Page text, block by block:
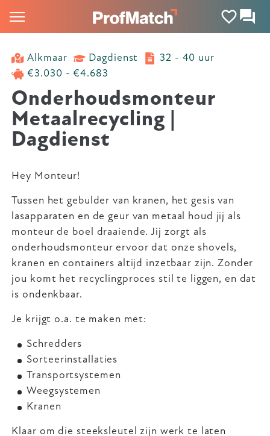
Alkmaar Dagdienst
32 - 40 uur
€3.030 - €4.683
Onderhoudsmonteur
Metaalrecycling |
Dagdienst
Hey Monteur!
Tussen het gebulder van kranen, het gesis van
lasapparaten en de geur van metaal houd jij als
monteur de boel draaiende. Jij zorgt als
onderhoudsmonteur ervoor dat onze shovels,
kranen en containers altijd inzetbaar zijn. Zonder
jou komt het recyclingproces stil te liggen, en dat
is ondenkbaar.
Je krijgt o.a. te maken met:
Schredders
Sorteerinstallaties
Transportsystemen
Weegsystemen
Kranen
Klaar om die steeksleutel zijn werk te laten